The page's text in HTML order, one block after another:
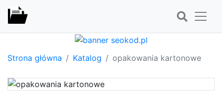
Strona główna Katalog opakowania kartonowe